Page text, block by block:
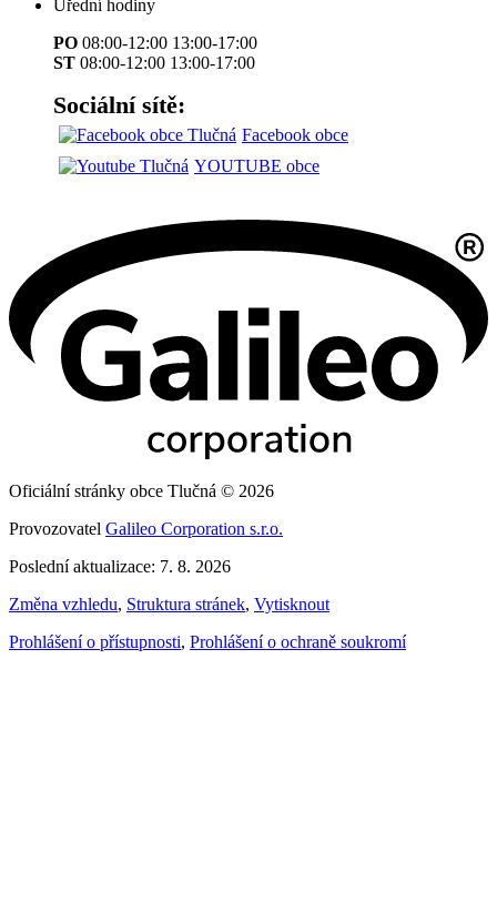
Úřední hodiny
PO 08:00-12:00 13:00-17:00
ST 08:00-12:00 13:00-17:00
Sociální sítě:
Facebook obce
YOUTUBE obce
Oficiální stránky obce Tlučná © 2026
Provozovatel Galileo Corporation s.r.o.
Poslední aktualizace: 7. 8. 2026
Změna vzhledu, Struktura stránek, Vytisknout
Prohlášení o přístupnosti, Prohlášení o ochraně soukromí